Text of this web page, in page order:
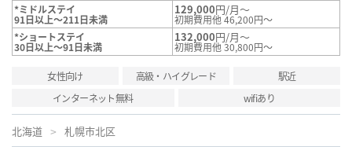
*ミドルステイ
91日以上～211日未満
129,000円/月～
初期費用他 46,200円～
*ショートステイ
30日以上～91日未満
132,000円/月～
初期費用他 30,800円～
女性向け 高級・ハイグレード
駅近
インターネット無料
wifiあり
北海道 札幌市北区